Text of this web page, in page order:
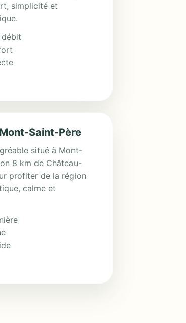
simplicité et
débit
Saint-Père
situé à Mont-
8 km de Château-
profiter de la région
calme et